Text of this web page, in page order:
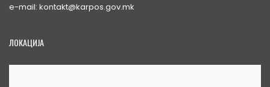
e-mail: kontakt@karpos.gov.mk
ЛОКАЦИЈА